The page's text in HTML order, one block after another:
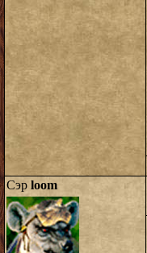
Сэр loom